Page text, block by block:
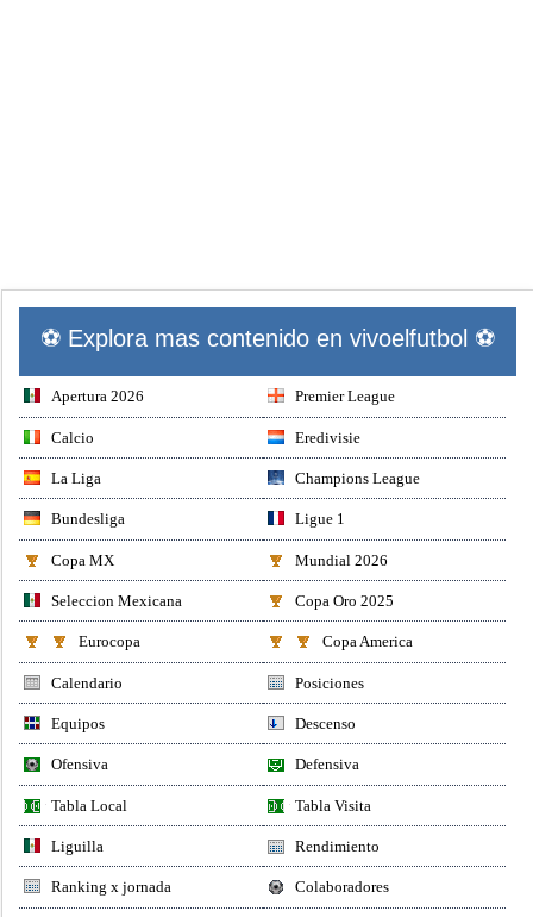
⚽ Explora mas contenido en vivoelfutbol ⚽
Apertura 2026 Premier League
Calcio Eredivisie
La Liga Champions League
Bundesliga Ligue 1
Copa MX Mundial 2026
Seleccion Mexicana Copa Oro 2025
Eurocopa Copa America
Calendario Posiciones
Equipos Descenso
Ofensiva Defensiva
Tabla Local Tabla Visita
Liguilla Rendimiento
Ranking x jornada Colaboradores